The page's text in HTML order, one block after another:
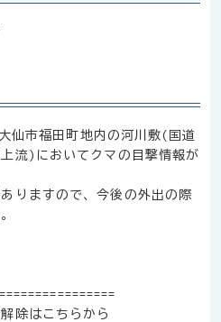
仙市福田町地内の河川敷(国道
流)においてクマの目撃情報が
りますので、今後の外出の際
除はこちらから